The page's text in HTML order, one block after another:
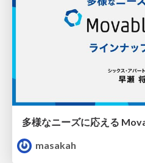
masakah